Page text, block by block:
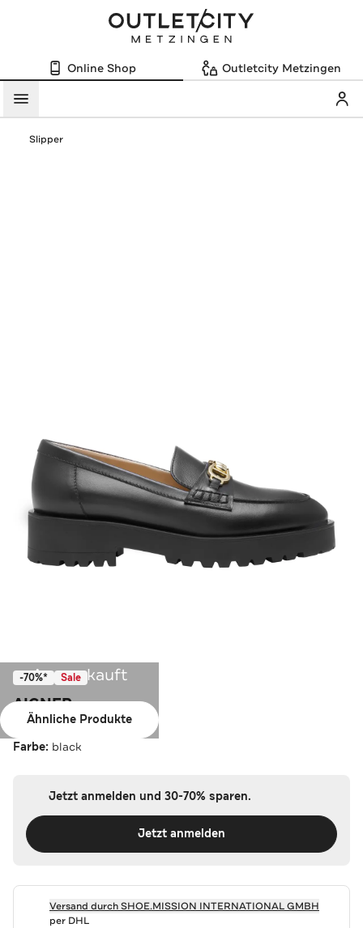
Online Shop Outletcity Metzingen
Menü
Slipper
Ausverkauft
Ähnliche Produkte
-70%* Sale
AIGNER
Slipper AVA 59B black
Farbe: black
Jetzt anmelden und 30-70% sparen.
Jetzt anmelden
Versand durchSHOE.MISSION INTERNATIONAL GMBH
per DHL